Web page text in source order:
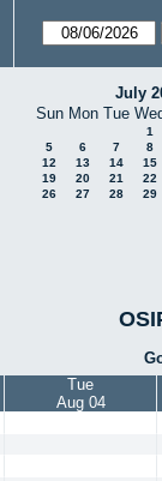
July
Sun Mon Tue
1
5
6 7
8
12
13 14
15
19
20 21
22
26
27 28 29
Tue
Aug 04